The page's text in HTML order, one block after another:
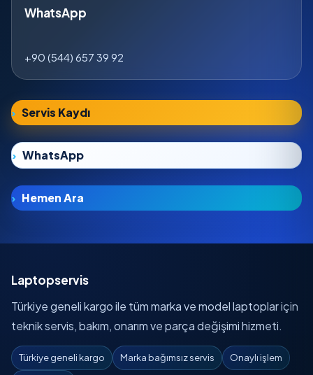
WhatsApp
+90 (544) 657 39 92
Servis Kaydı
WhatsApp
Hemen Ara
Laptopservis
Türkiye geneli kargo ile tüm marka ve model laptoplar için
teknik servis, bakım, onarım ve parça değişimi hizmeti.
Türkiye geneli kargo Marka bağımsız servis Onaylı işlem